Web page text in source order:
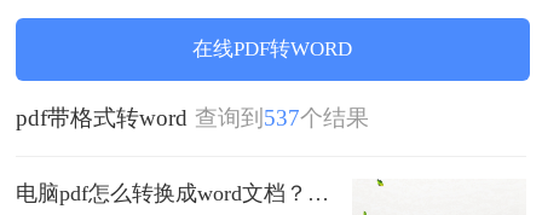
公。
在线PDF转WORD
pdf带格式转word 查询到 537个结果
电脑pdf怎么转换成word文档？三种简单有效的方法！